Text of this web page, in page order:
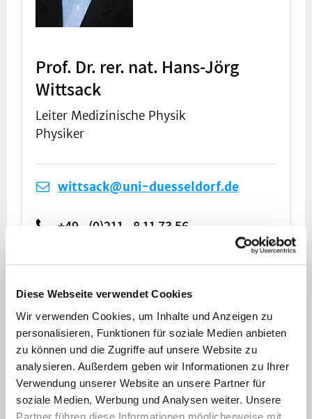
Diese Webseite verwendet Cookies
Wir verwenden Cookies, um Inhalte und Anzeigen zu
personalisieren, Funktionen für soziale Medien anbieten
zu können und die Zugriffe auf unsere Website zu
analysieren. Außerdem geben wir Informationen zu Ihrer
Verwendung unserer Website an unsere Partner für
soziale Medien, Werbung und Analysen weiter. Unsere
Partner führen diese Informationen möglicherweise mit
Prof. Dr. rer. nat. Hans-Jörg
Wittsack
Leiter Medizinische Physik
Physiker
wittsack@uni-duesseldorf.de
+49 - (0)211 - 8 11 73 56